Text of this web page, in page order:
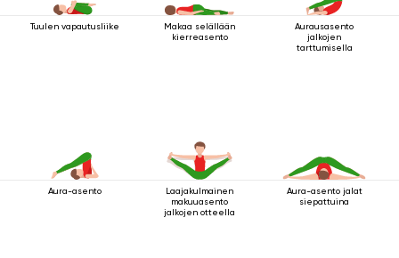
Tuulen vapautusliike
Makaa selällään
kierreasento
Aurausasento
jalkojen
tarttumisella
Aura-asento
Laajakulmainen
makuuasento
jalkojen otteella
Aura-asento jalat
siepattuina